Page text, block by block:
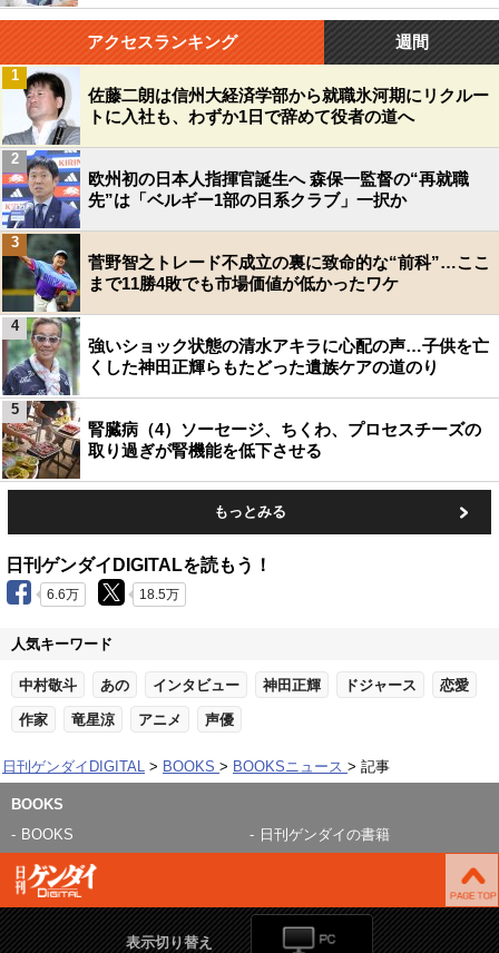
アクセスランキング 週間
佐藤二朗は信州大経済学部から就職氷河期にリクルー
トに入社も、わずか1日で辞めて役者の道へ
1
欧州初の日本人指揮官誕生へ 森保一監督の“再就職
先”は「ベルギー1部の日系クラブ」一択か
2
菅野智之トレード不成立の裏に致命的な“前科”…ここ
まで11勝4敗でも市場価値が低かったワケ
3
強いショック状態の清水アキラに心配の声…子供を亡
くした神田正輝らもたどった遺族ケアの道のり
4
腎臓病（4）ソーセージ、ちくわ、プロセスチーズの
取り過ぎが腎機能を低下させる
5
もっとみる
日刊ゲンダイDIGITALを読もう！
6.6万 18.5万
人気キーワード
中村敬斗 あの インタビュー 神田正輝 ドジャース 恋愛
作家 竜星涼 アニメ 声優
日刊ゲンダイDIGITAL BOOKS BOOKSニュース 記事
BOOKS
BOOKS
日刊ゲンダイの書籍
表示切り替え